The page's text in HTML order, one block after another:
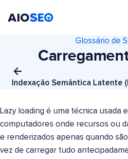
Indexação Semântica Latente
Glossário de
Lazy loading é uma técnica usada
computadores onde recursos ou
e renderizados apenas quando
vez de carregar tudo